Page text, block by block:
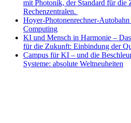
mit Photonik, der Standard für die
Rechenzentralen.
Hoyer-Photonenrechner-
Computing
KI und Mensch in Harmonie –
für die Zukunft: Einbindung der
Campus für KI – und die
Systeme: absolute Weltneuheiten